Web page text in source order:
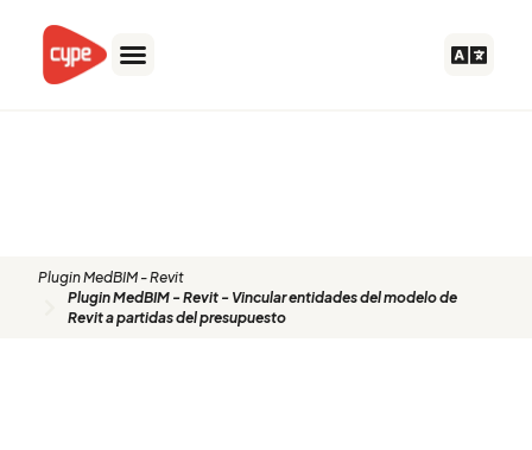
contenido
Plugin MedBIM - Revit
Plugin MedBIM - Revit - Vincular entidades del modelo de
Revit a partidas del presupuesto